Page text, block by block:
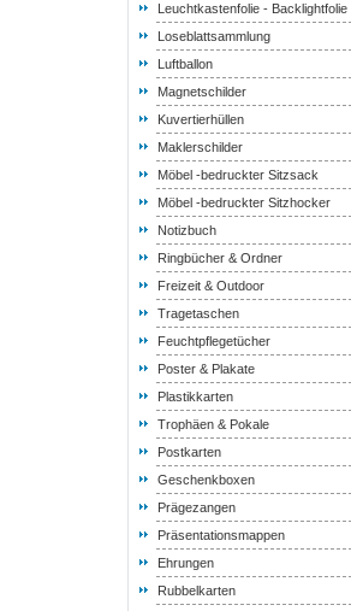
Leuchtkastenfolie - Backlightfolie
Loseblattsammlung
Luftballon
Magnetschilder
Kuvertierhüllen
Maklerschilder
Möbel -bedruckter Sitzsack
Möbel -bedruckter Sitzhocker
Notizbuch
Ringbücher & Ordner
Freizeit & Outdoor
Tragetaschen
Feuchtpflegetücher
Poster & Plakate
Plastikkarten
Trophäen & Pokale
Postkarten
Geschenkboxen
Prägezangen
Präsentationsmappen
Ehrungen
Rubbelkarten